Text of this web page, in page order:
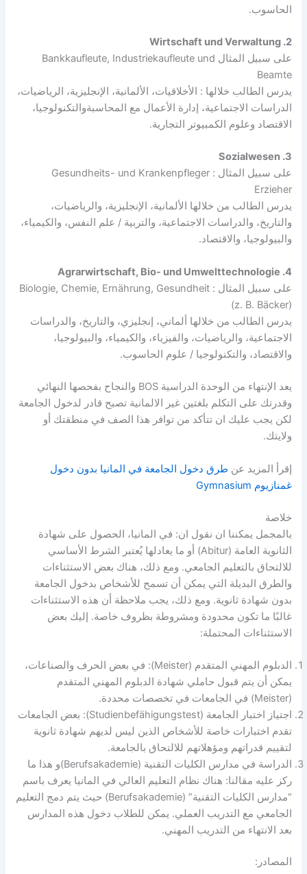
الحاسوب.
2. Wirtschaft und Verwaltung
على سبيل المثال Bankkaufleute, Industriekaufleute und
Beamte
يدرس الطالب خلالها : الأخلاقيات، الألمانية، الإنجليزية، الرياضيات،
الدراسات الاجتماعية، إدارة الأعمال مع المحاسبةوالتكنولوجيا،
الاقتصاد وعلوم الكمبيوتر التجارية.
3. Sozialwesen
على سبيل المثال : Gesundheits- und Krankenpfleger
Erzieher
يدرس الطالب من خلالها الألمانية، الإنجليزية، والرياضيات،
والتاريخ، والدراسات الاجتماعية، والتربية / علم النفس، والكيمياء،
والبيولوجيا، والاقتصاد.
4. Agrarwirtschaft, Bio- und Umwelttechnologie
على سبيل المثال : Biologie, Chemie, Ernährung, Gesundheit
(z. B. Bäcker)
يدرس الطالب من خلالها ألماني، إنجليزي، والتاريخ، والدراسات
الاجتماعية، والرياضيات، والفيزياء، والكيمياء، والبيولوجيا،
والاقتصاد، والتكنولوجيا / علوم الحاسوب.
يعد الإنتهاء من الوحدة الدراسية BOS والنجاح بفحصها النهائي
وقدرتك على التكلم بلغتين غير الالمانية تصبح قادر لدخول الجامعة
لكن يجب عليك ان تتأكد من توافر هذا الصف في منطقتك أو
ولايتك.
إقرأ المزيد عن طرق دخول الجامعة في المانيا بدون دخول
غمنازيوم Gymnasium
خلاصة
بالمجمل يمكننا ان نقول ان: في المانيا، الحصول على شهادة
الثانوية العامة (Abitur) أو ما يعادلها يُعتبر الشرط الأساسي
للالتحاق بالتعليم الجامعي. ومع ذلك، هناك بعض الاستثناءات
والطرق البديلة التي يمكن أن تسمح للأشخاص بدخول الجامعة
بدون شهادة ثانوية. ومع ذلك، يجب ملاحظة أن هذه الاستثناءات
غالبًا ما تكون محدودة ومشروطة بظروف خاصة. إليك بعض
الاستثناءات المحتملة:
الدبلوم المهني المتقدم (Meister): في بعض الحرف والصناعات،
يمكن أن يتم قبول حاملي شهادة الدبلوم المهني المتقدم
(Meister) في الجامعات في تخصصات محددة.
اجتياز اختبار الجامعة (Studienbefähigungstest): بعض الجامعات
تقدم اختبارات خاصة للأشخاص الذين ليس لديهم شهادة ثانوية
لتقييم قدراتهم ومؤهلاتهم للالتحاق بالجامعة.
الدراسة في مدارس الكليات التقنية (Berufsakademie)و هذا ما
ركز عليه مقالنا: هناك نظام التعليم العالي في المانيا يعرف باسم
“مدارس الكليات التقنية” (Berufsakademie) حيث يتم دمج التعليم
الجامعي مع التدريب العملي. يمكن للطلاب دخول هذه المدارس
بعد الانتهاء من التدريب المهني.
المصادر: